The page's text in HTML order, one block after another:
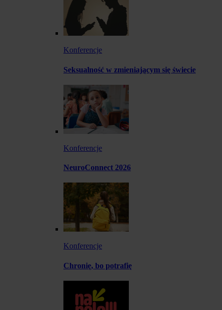
Konferencje
Seksualność w zmieniającym się świecie
Konferencje
NeuroConnect 2026
Konferencje
Chronię, bo potrafię